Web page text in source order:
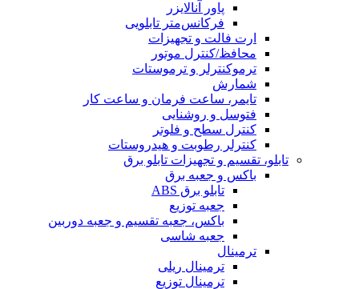
پاور آنالایزر
فرکانس‌متر تابلویی
ارت فالت و تجهیزات
محافظ/کنترل موتور
ترموکنترلر و ترموستات
شمارش
تایمر، ساعت فرمان و ساعت کار
فتوسل و روشنایی
کنترل سطح و فلوتر
کنترلر رطوبت و هیدروستات
تابلو، تقسیم و تجهیزات تابلو برق
باکس و جعبه برق
تابلو برق ABS
جعبه توزیع
باکس، جعبه تقسیم و جعبه دوربین
جعبه شاسی
ترمینال
ترمینال ریلی
ترمینال توزیع